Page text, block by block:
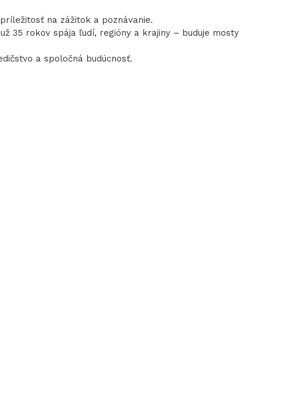
na zážitok a poznávanie.
35 rokov spája ľudí, regióny a krajiny – buduje mosty
a spoločná budúcnosť.